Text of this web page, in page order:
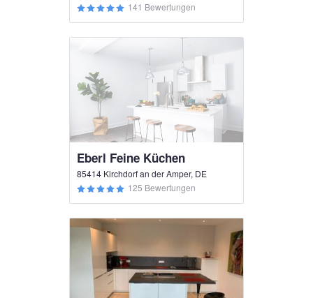
141 Bewertungen
Eberl Feine Küchen
85414 Kirchdorf an der Amper, DE
125 Bewertungen